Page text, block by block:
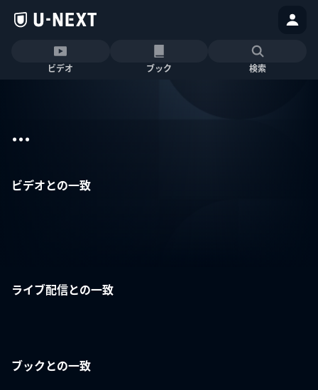
ビデオ ブック 検索
...
ビデオとの一致
ライブ配信との一致
ブックとの一致